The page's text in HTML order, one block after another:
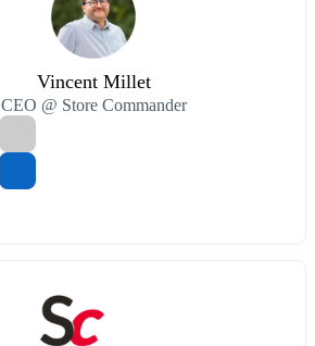
Vincent Millet
CEO @ Store Commander